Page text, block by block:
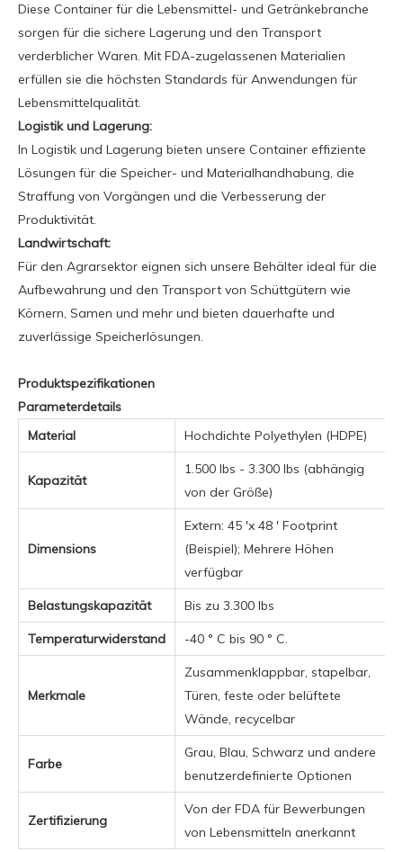
Diese Container für die Lebensmittel- und Getränkebranche
sorgen für die sichere Lagerung und den Transport
verderblicher Waren. Mit FDA-zugelassenen Materialien
erfüllen sie die höchsten Standards für Anwendungen für
Lebensmittelqualität.
Logistik und Lagerung:
In Logistik und Lagerung bieten unsere Container effiziente
Lösungen für die Speicher- und Materialhandhabung, die
Straffung von Vorgängen und die Verbesserung der
Produktivität.
Landwirtschaft:
Für den Agrarsektor eignen sich unsere Behälter ideal für die
Aufbewahrung und den Transport von Schüttgütern wie
Körnern, Samen und mehr und bieten dauerhafte und
zuverlässige Speicherlösungen.
Produktspezifikationen
Parameterdetails
Material
Hochdichte Polyethylen (HDPE)
Kapazität
1.500 lbs - 3.300 lbs (abhängig
von der Größe)
Dimensions
Extern: 45 'x 48 ' Footprint
(Beispiel); Mehrere Höhen
verfügbar
Belastungskapazität Bis zu 3.300 lbs
Temperaturwiderstand -40 ° C bis 90 ° C.
Merkmale
Zusammenklappbar, stapelbar,
Türen, feste oder belüftete
Wände, recycelbar
Farbe
Grau, Blau, Schwarz und andere
benutzerdefinierte Optionen
Zertifizierung
Von der FDA für Bewerbungen
von Lebensmitteln anerkannt